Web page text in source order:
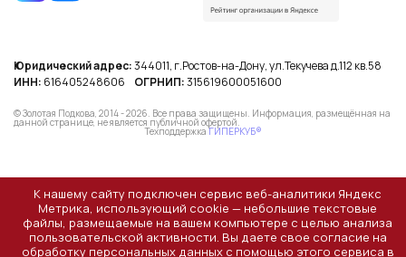
Юридический адрес:344011, г.Ростов-на-Дону, ул.Текучева д.112 кв.58
ИНН: 616405248606 ОГРНИП:315619600051600
© Золотая Подкова, 2014 - 2026. Все права защищены. Информация, размещённая на
данной странице, не является публичной офертой.
ТехподдержкаГИПЕРКУБ®
К нашему сайту подключен сервис веб-аналитики Яндекс
Метрика, использующий cookie — небольшие текстовые
файлы, размещаемые на вашем компьютере с целью анализа
пользовательской активности. Вы даете свое согласие на
обработку персональных данных с помощью этого сервиса в